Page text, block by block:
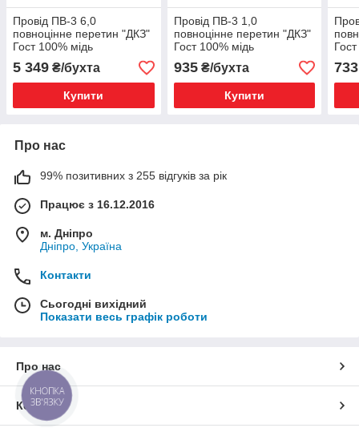
Провід ПВ-3 6,0
повноцінне перетин "ДКЗ"
Гост 100% мідь
5 349 ₴/бухта
Купити
Провід ПВ-3 1,0
повноцінне перетин "ДКЗ"
Гост 100% мідь
935₴/бухта
Купити
733
Про нас
99% позитивних з 255 відгуків за рік
Працює з 16.12.2016
м. Дніпро
Дніпро, Україна
Контакти
Сьогодні вихідний
Показати весь графік роботи
Про нас
Контакти
КНОПКА
ЗВ'ЯЗКУ